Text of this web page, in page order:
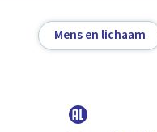
Mens en lichaam